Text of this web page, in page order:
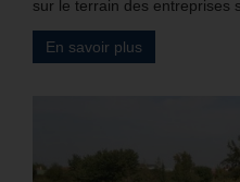
sur le terrain des entreprises
En savoir plus